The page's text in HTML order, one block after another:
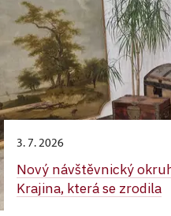
3. 7. 2026
Nový návštěvnický
Krajina, která se zrodila